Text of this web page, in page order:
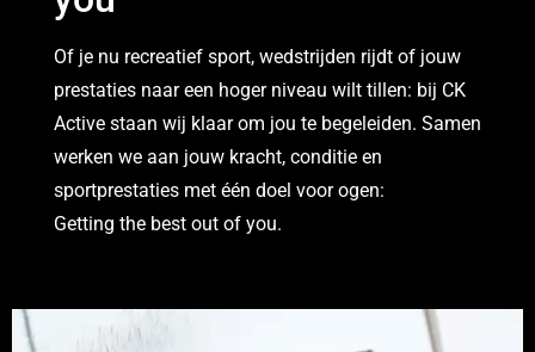
Of je nu recreatief sport, wedstrijden rijdt of jouw
prestaties naar een hoger niveau wilt tillen: bij CK
Active staan wij klaar om jou te begeleiden. Samen
werken we aan jouw kracht, conditie en
sportprestaties met één doel voor ogen:
Getting the best out of you.